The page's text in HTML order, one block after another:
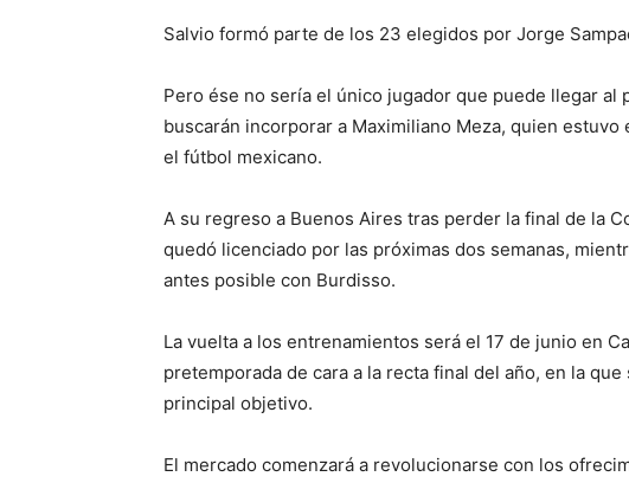
Salvio formó parte de los 23 elegidos por Jorge
Pero ése no sería el único jugador que puede llegar al
buscarán incorporar a Maximiliano Meza, quien
el fútbol mexicano.
A su regreso a Buenos Aires tras perder la final de la
quedó licenciado por las próximas dos semanas,
antes posible con Burdisso.
La vuelta a los entrenamientos será el 17 de junio en
pretemporada de cara a la recta final del año, en la
principal objetivo.
El mercado comenzará a revolucionarse con los